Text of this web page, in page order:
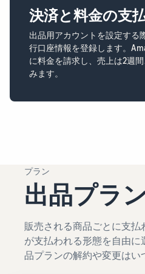
決済と料金の支
出品用アカウントを設定する
行口座情報を登録します。
に料金を請求し、売上は2週
みます。
プラン
出品プラ
販売される商品ごとに支
が支払われる形態を自由に
品プランの解約や変更はい